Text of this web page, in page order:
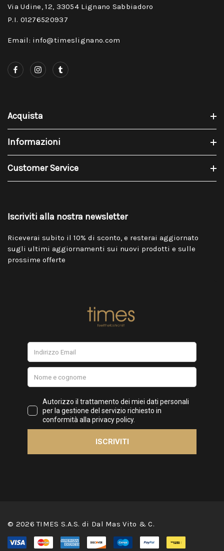
Via Udine, 12, 33054 Lignano Sabbiadoro
P.I. 01276520937
Email: info@timeslignano.com
Acquista
Informazioni
Customer Service
Iscriviti alla nostra newsletter
Riceverai subito il 10% di sconto, e resterai aggiornato
sugli ultimi aggiornamenti sui nuovi prodotti e sulle
prossime offerte
© 2026 TIMES S.A.S. di Dal Mas Vito & C.